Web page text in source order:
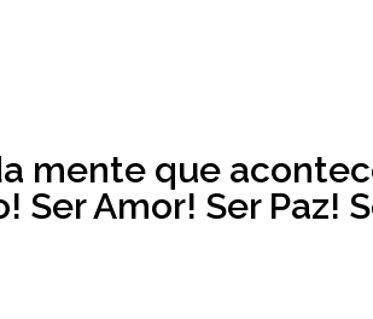
mente que
Ser Amor! Ser Paz!